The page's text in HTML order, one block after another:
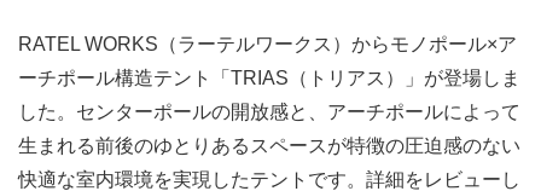
RATEL WORKS（ラーテルワークス）からモノポール×ア
ーチポール構造テント「TRIAS（トリアス）」が登場しま
した。センターポールの開放感と、アーチポールによって
生まれる前後のゆとりあるスペースが特徴の圧迫感のない
快適な室内環境を実現したテントです。詳細をレビューし